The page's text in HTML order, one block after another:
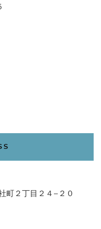
町２丁目２４−２０